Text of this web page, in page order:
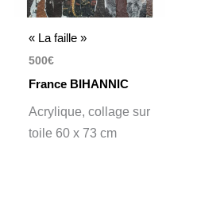
« La faille »
500€
France BIHANNIC
Acrylique, collage sur
toile 60 x 73 cm